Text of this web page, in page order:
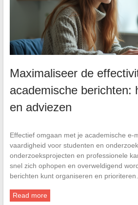
Maximaliseer de
academische berichten:
en adviezen
Effectief omgaan met je academische e-
vaardigheid voor studenten en
onderzoeksprojecten en professionele
snel zich ophopen en overweldigend
berichten kunt organiseren en
Read more